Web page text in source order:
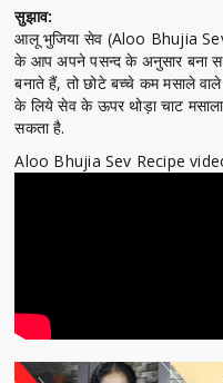
सुझाव:
आलू भुजिया सेव (Aloo Bhujia
के आप अपने पसन्द के अनुसार बना
बनाते हैं, तो छोटे बच्चे कम मसाले
के लिये सेव के ऊपर थोड़ा चाट मसाला
सकता है.
Aloo Bhujia Sev Recipe